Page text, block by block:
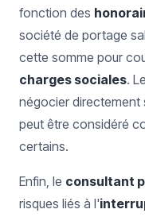
fonction des
société de portage
cette somme pour
charges sociales.
négocier directement
peut être considéré
certains.
Enfin, le consultant
risques liés à l'